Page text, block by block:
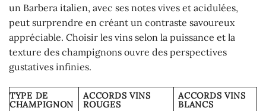
un Barbera italien, avec ses notes vives et acidulées,
peut surprendre en créant un contraste savoureux
appréciable. Choisir les vins selon la puissance et la
texture des champignons ouvre des perspectives
gustatives infinies.
TYPE DE
CHAMPIGNON
ACCORDS VINS
ROUGES
ACCORDS VINS
BLANCS